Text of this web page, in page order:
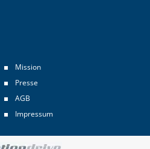
Mission
Presse
AGB
Impressum